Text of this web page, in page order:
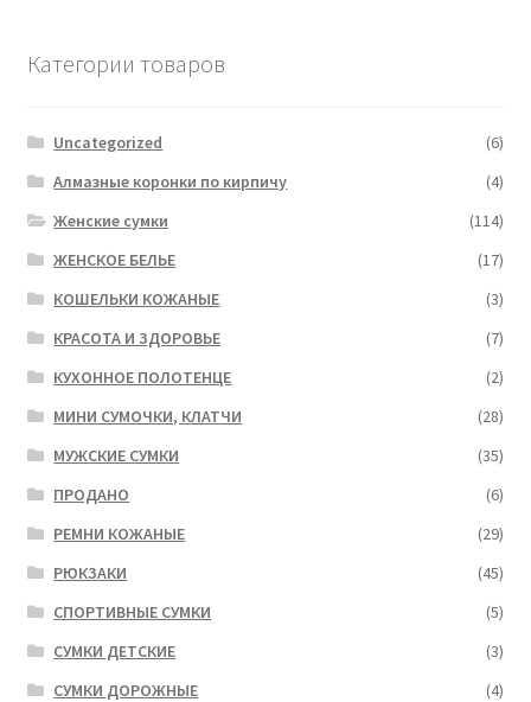
Категории товаров
Uncategorized
(6)
Алмазные коронки по кирпичу
(4)
Женские сумки
(114)
ЖЕНСКОЕ БЕЛЬЕ
(17)
КОШЕЛЬКИ КОЖАНЫЕ
(3)
КРАСОТА И ЗДОРОВЬЕ
(7)
КУХОННОЕ ПОЛОТЕНЦЕ
(2)
МИНИ СУМОЧКИ, КЛАТЧИ
(28)
МУЖСКИЕ СУМКИ
(35)
ПРОДАНО
(6)
РЕМНИ КОЖАНЫЕ
(29)
РЮКЗАКИ
(45)
СПОРТИВНЫЕ СУМКИ
(5)
СУМКИ ДЕТСКИЕ
(3)
СУМКИ ДОРОЖНЫЕ
(4)